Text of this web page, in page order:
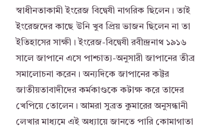
স্বাধীনতাকামী ইংরেজ বিদ্বেষী নাগরিক ছিলেন। তাই
ইংরেজদের কাছে উনি খুব প্রিয় ভাজন ছিলেন না তা
ইতিহাসের সাক্ষী। ইংরেজ-বিদ্বেষী রবীন্দ্রনাথ ১৯১৬
সালে জাপানে এসে পাশ্চাত্য-অনুসারী জাপানের তীব্র
সমালোচনা করেন। অন্যদিকে জাপানের কট্টর
জাতীয়তাবাদীদের কর্মকাণ্ডকে কটাক্ষ করে তাদের
খেপিয়ে তোলেন। আমরা সুব্রত কুমারের অনুসন্ধানী
লেখার মাধ্যমে এই অধ্যায়ে জানতে পারি কোমাগাতা